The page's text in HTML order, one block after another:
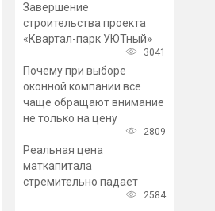
Главные новости на рынке
недвижимости за 15 января
Завершение
строительства проекта
«Квартал-парк УЮТный»
3041
Почему при выборе
оконной компании все
чаще обращают внимание
не только на цену
2809
Реальная цена
маткапитала
стремительно падает
2584